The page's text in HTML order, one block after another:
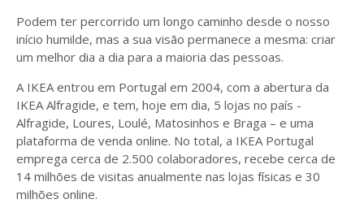
Podem ter percorrido um longo caminho desde o nosso
início humilde, mas a sua visão permanece a mesma: criar
um melhor dia a dia para a maioria das pessoas.
A IKEA entrou em Portugal em 2004, com a abertura da
IKEA Alfragide, e tem, hoje em dia, 5 lojas no país -
Alfragide, Loures, Loulé, Matosinhos e Braga – e uma
plataforma de venda online. No total, a IKEA Portugal
emprega cerca de 2.500 colaboradores, recebe cerca de
14 milhões de visitas anualmente nas lojas físicas e 30
milhões online.